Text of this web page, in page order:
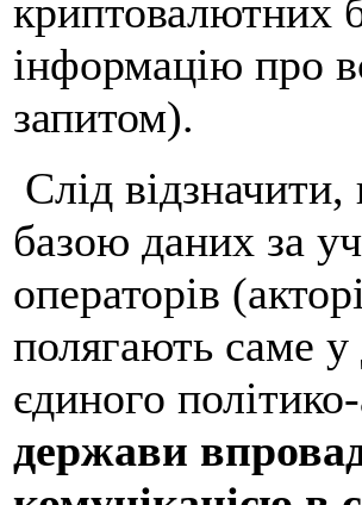
криптовалютних
інформацію про
запитом).
Слід
базою даних за
операторів
полягають саме у
єдиного
держави